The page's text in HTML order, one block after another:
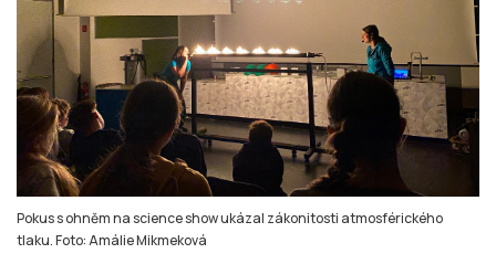
Pokus s ohněm na science show ukázal zákonitosti atmosférického
tlaku. Foto: Amálie Mikmeková